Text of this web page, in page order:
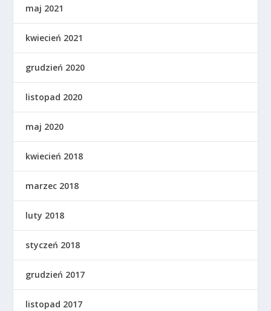
maj 2021
kwiecień 2021
grudzień 2020
listopad 2020
maj 2020
kwiecień 2018
marzec 2018
luty 2018
styczeń 2018
grudzień 2017
listopad 2017